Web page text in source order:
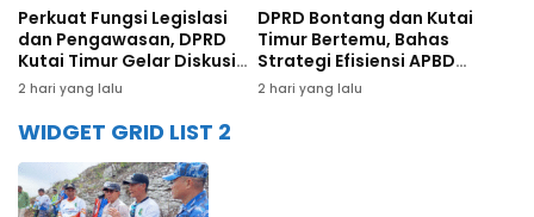
Perkuat Fungsi Legislasi
dan Pengawasan, DPRD
Kutai Timur Gelar Diskusi
Panel Tenaga Ahli
2 hari yang lalu
DPRD Bontang dan Kutai
Timur Bertemu, Bahas
Strategi Efisiensi APBD
hingga Dana Bagi Hasil
2 hari yang lalu
WIDGET GRID LIST 2